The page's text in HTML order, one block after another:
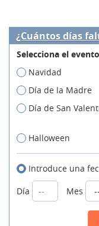
¿Cuántos días
Selecciona el
Navidad
Día de la Madre
Día de San
Halloween
Introduce una
Día
Mes